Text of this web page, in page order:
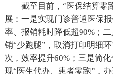
截至目前，“医保结算零
展：一是实现门诊普通医保
率、报销耗时降低超90%；
销“少跑腿”，取消打印明细
次，效率提升60%；三是简
现“医生代办、患者零跑”，